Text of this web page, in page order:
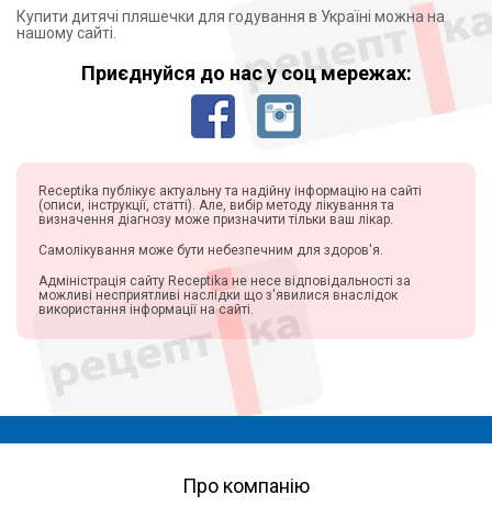
Купити дитячі пляшечки для годування в Україні можна на
нашому сайті.
Приєднуйся до нас у соц мережах:
Receptika публікує актуальну та надійну інформацію на сайті
(описи, інструкції, статті). Але, вибір методу лікування та
визначення діагнозу може призначити тільки ваш лікар.
Самолікування може бути небезпечним для здоров'я.
Адміністрація сайту Receptika не несе відповідальності за
можливі несприятливі наслідки що з'явилися внаслідок
використання інформації на сайті.
Про компанію